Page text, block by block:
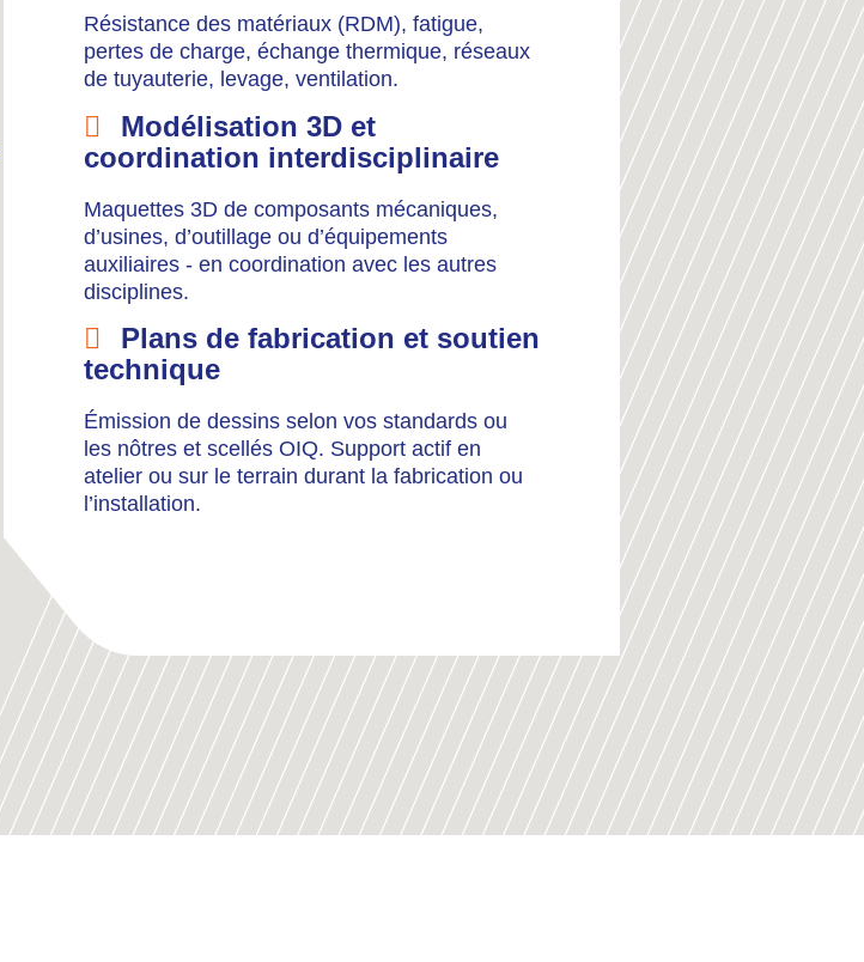
Résistance des matériaux (RDM), fatigue,
pertes de charge, échange thermique, réseaux
de tuyauterie, levage, ventilation.
Modélisation 3D et
coordination interdisciplinaire
Maquettes 3D de composants mécaniques,
d’usines, d’outillage ou d’équipements
auxiliaires - en coordination avec les autres
disciplines.
Plans de fabrication et soutien
technique
Émission de dessins selon vos standards ou
les nôtres et scellés OIQ. Support actif en
atelier ou sur le terrain durant la fabrication ou
l’installation.